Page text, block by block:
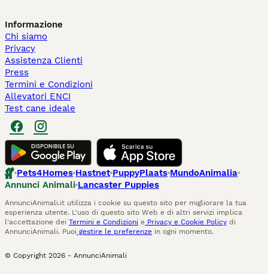
Informazione
Chi siamo
Privacy
Assistenza Clienti
Press
Termini e Condizioni
Allevatori ENCI
Test cane ideale
Pets4Homes Hastnet PuppyPlaats MundoAnimalia
Annunci Animali Lancaster Puppies
AnnunciAnimali.it utilizza i cookie su questo sito per migliorare la tua
esperienza utente. L'uso di questo sito Web e di altri servizi implica
l'accettazione dei Termini e Condizioni e Privacy e Cookie Policy di
AnnunciAnimali. Puoi gestire le preferenze in ogni momento.
© Copyright 2026 - AnnunciAnimali